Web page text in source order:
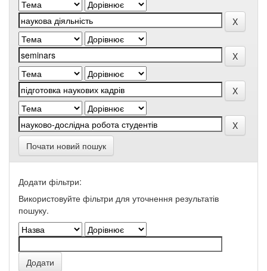
Почати новий пошук
Додати фільтри:
Використовуйте фільтри для уточнення результатів
пошуку.